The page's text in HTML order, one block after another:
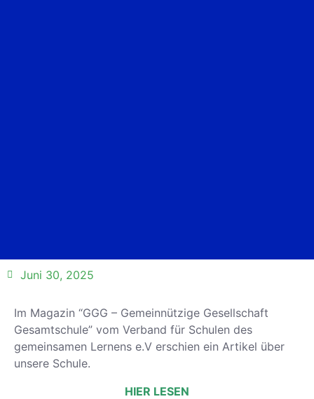
Juni 30, 2025
Im Magazin “GGG – Gemeinnützige Gesellschaft
Gesamtschule” vom Verband für Schulen des
gemeinsamen Lernens e.V erschien ein Artikel über
unsere Schule.
HIER LESEN